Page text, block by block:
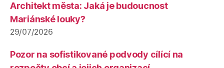
Architekt města: Jaká je budoucnost
Mariánské louky?
29/07/2026
Pozor na sofistikované podvody cílící na